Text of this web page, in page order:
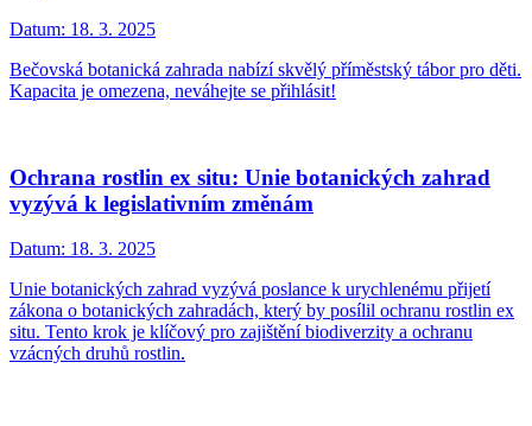
Datum: 18. 3. 2025
Bečovská botanická zahrada nabízí skvělý příměstský tábor pro děti.
Kapacita je omezena, neváhejte se přihlásit!
Ochrana rostlin ex situ: Unie botanických zahrad
vyzývá k legislativním změnám
Datum: 18. 3. 2025
Unie botanických zahrad vyzývá poslance k urychlenému přijetí
zákona o botanických zahradách, který by posílil ochranu rostlin ex
situ. Tento krok je klíčový pro zajištění biodiverzity a ochranu
vzácných druhů rostlin.